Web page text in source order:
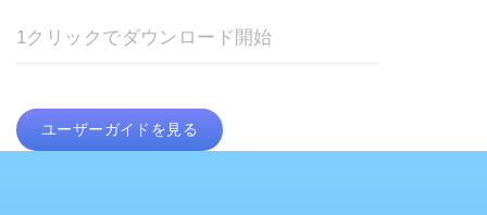
1クリックでダウンロード開始
ユーザーガイドを見る